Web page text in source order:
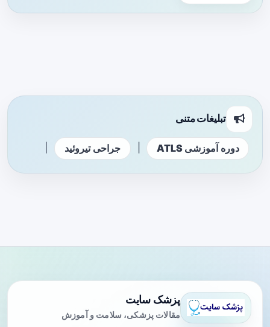
تبلیغات متنی
دوره آموزشی ATLS جراحی تیروئید
پزشک سایت
مقالات پزشکی، سلامت و آموزش